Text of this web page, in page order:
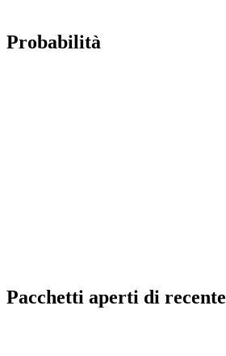
Probabilità
Pacchetti aperti di recente